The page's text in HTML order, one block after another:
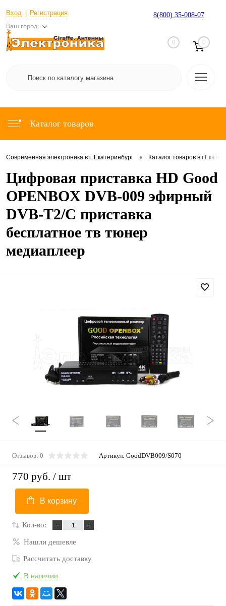
Вход Регистрация
Ваш город:
8(800) 35-008-07
0 0
Каталог товаров
Современная электроника в г. Екатеринбург • Каталог товаров в
Цифровая приставка HD Good
OPENBOX DVB-009 эфирный
DVB-T2/C приставка
бесплатное тв тюнер
медиаплеер
Отзывов: 0 Артикул: GoodDVB009/S070
770 руб. / шт
В корзину
Кол-во:
Нашли дешевле
Рассчитать доставку
В наличии